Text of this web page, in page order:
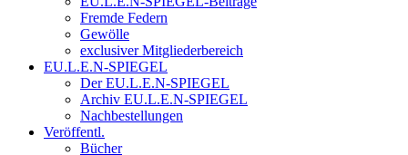
Fremde Federn
Gewölle
exclusiver Mitgliederbereich
EU.L.E.N-SPIEGEL
Der EU.L.E.N-SPIEGEL
Archiv EU.L.E.N-SPIEGEL
Nachbestellungen
Veröffentl.
Bücher